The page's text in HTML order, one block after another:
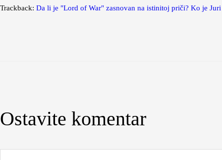
Trackback: Da li je "Lord of War" zasnovan na istinitoj priči? Ko je
Ostavite komentar